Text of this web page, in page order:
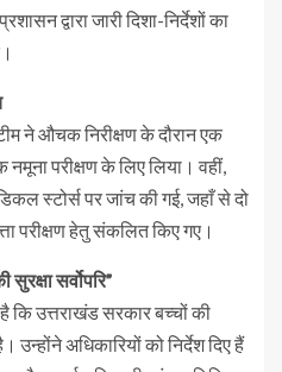
द्वारा जारी दिशा-निर्देशों का
ने औचक निरीक्षण के दौरान एक
परीक्षण के लिए लिया। वहीं,
स्टोर्स पर जांच की गई, जहाँ से दो
परीक्षण हेतु संकलित किए गए।
सर्वोपरि”
कि उत्तराखंड सरकार बच्चों की
उन्होंने अधिकारियों को निर्देश दिए हैं